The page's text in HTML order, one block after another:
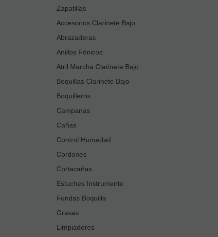
Zapatillas
Accesorios Clarinete Bajo
Abrazaderas
Anillos Fónicos
Atril Marcha Clarinete Bajo
Boquillas Clarinete Bajo
Boquilleros
Campanas
Cañas
Control Humedad
Cordones
Cortacañas
Estuches Instrumento
Fundas Boquilla
Grasas
Limpiadores